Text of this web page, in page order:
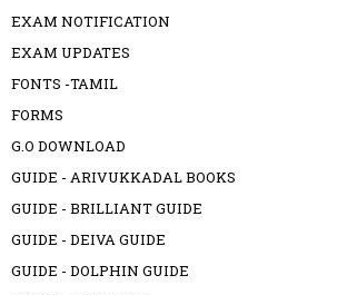
EXAM NOTIFICATION
EXAM UPDATES
FONTS -TAMIL
FORMS
G.O DOWNLOAD
GUIDE - ARIVUKKADAL BOOKS
GUIDE - BRILLIANT GUIDE
GUIDE - DEIVA GUIDE
GUIDE - DOLPHIN GUIDE